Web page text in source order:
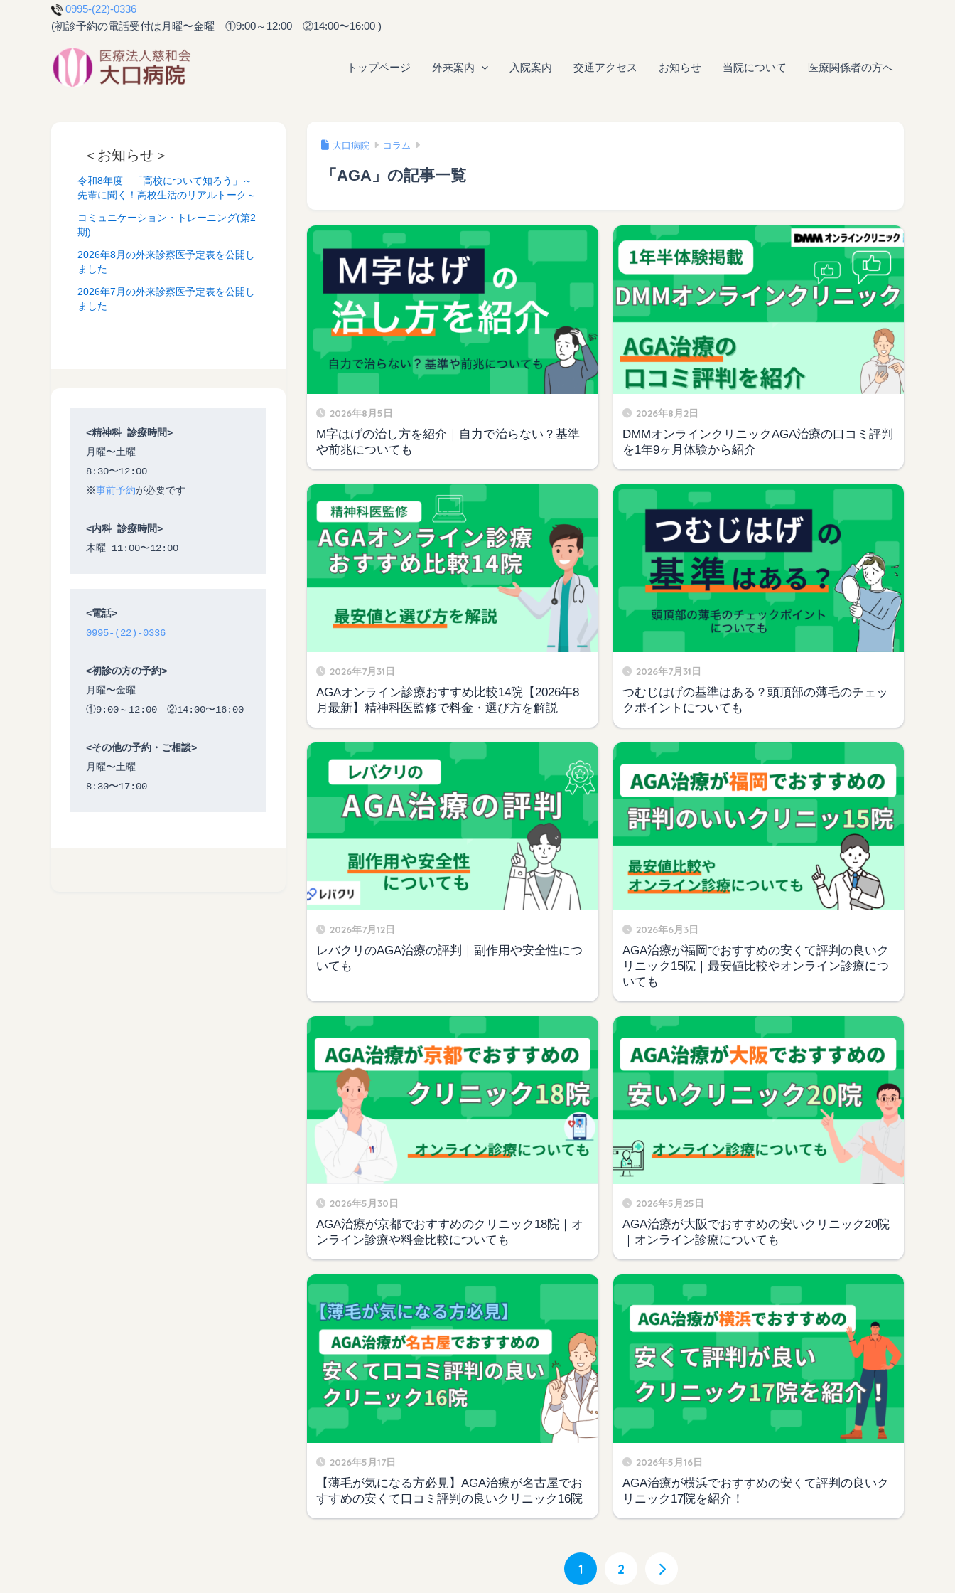
0995-(22)-0336
(初診予約の電話受付は月曜〜金曜 ①9:00～12:00 ②14:00〜16:00 )
トップページ 外来案内 入院案内 交通アクセス お知らせ 当院について 医療関係者の方へ
大口病院 コラム
「AGA」の記事一覧
2026年8月5日
M字はげの治し方を紹介｜自力で治らない？基準
や前兆についても
2026年8月2日
DMMオンラインクリニックAGA治療の口コミ評判
を1年9ヶ月体験から紹介
2026年7月31日
AGAオンライン診療おすすめ比較14院【2026年8
月最新】精神科医監修で料金・選び方を解説
2026年7月31日
つむじはげの基準はある？頭頂部の薄毛のチェッ
クポイントについても
2026年7月12日
レバクリのAGA治療の評判｜副作用や安全性につ
いても
2026年6月3日
AGA治療が福岡でおすすめの安くて評判の良いク
リニック15院｜最安値比較やオンライン診療につ
いても
2026年5月30日
AGA治療が京都でおすすめのクリニック18院｜オ
ンライン診療や料金比較についても
2026年5月25日
AGA治療が大阪でおすすめの安いクリニック20院
｜オンライン診療についても
2026年5月17日
【薄毛が気になる方必見】AGA治療が名古屋でお
すすめの安くて口コミ評判の良いクリニック16院
2026年5月16日
AGA治療が横浜でおすすめの安くて評判の良いク
リニック17院を紹介！
1 2
＜お知らせ＞
令和8年度 「高校について知ろう」～
先輩に聞く！高校生活のリアルトーク～
コミュニケーション・トレーニング(第2
期)
2026年8月の外来診察医予定表を公開し
ました
2026年7月の外来診察医予定表を公開し
ました
<精神科 診療時間>
月曜〜土曜
8:30〜12:00
※事前予約が必要です
<内科 診療時間>
木曜 11:00〜12:00
<電話>
0995-(22)-0336
<初診の方の予約>
月曜〜金曜
①9:00～12:00　②14:00〜16:00
<その他の予約・ご相談>
月曜〜土曜
8:30〜17:00